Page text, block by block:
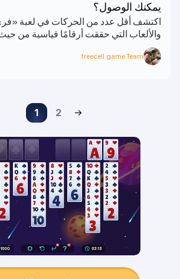
يمكنك الوصول؟
اكتشف أقل عدد من الحركات في لعبة
والألعاب التي حققت أرقامًا قياسية من
وعدد البطاقات التي يمكنك تحريكها دفعة
الحركات الفائقة والاستراتيجية الذكية.
freecell.game Team
1 2 →